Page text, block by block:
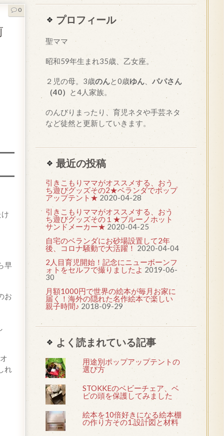
0
早
お
れ
プロフィール
聖ママ
昭和59年生まれ35歳、乙女座。
２児の母。3歳のんと0歳ゆん、 パパさん
（40）
と4人家族。
のんびりまったり、育児ネタや手芸ネタ
など徒然と更新していきます。
最近の投稿
引きこもりママがオススメする、おう
ち遊びグッズその2★ベランダでポップ
アップテント★ 2020-04-28
引きこもりママがオススメする、おう
ち遊びグッズその１★ブルーノホット
サンドメーカー★ 2020-04-25
自宅のベランダにお砂場設置して2年
後、コロナ騒動で大活躍！ 2020-04-04
2人目育児開始！記念にニューボーンフ
ォトをセルフで撮りましたよ 2019-06-
30
月額1000円で世界の絵本が毎月お家に
届く！海外の隠れた名作絵本で楽しい
親子時間♪ 2018-09-29
よく読まれている記事
用途別ポップアップテントの
選び方
STOKKEのベビーチェア、ベ
ビの頭を保護してみました
絵本を10倍好きになる絵本棚
の作り方その1.設計図と材料